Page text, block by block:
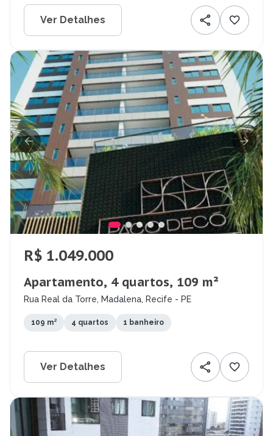
Ver Detalhes
R$ 1.049.000
Apartamento, 4 quartos, 109 m²
Rua Real da Torre, Madalena, Recife - PE
109 m² 4 quartos 1 banheiro
Ver Detalhes